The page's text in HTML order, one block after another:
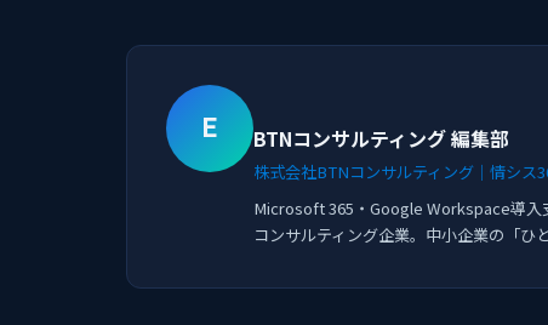
E BTNコンサルティング 編集部
株式会社BTNコンサルティング｜情シス
Microsoft 365・Google Workspace導入
コンサルティング企業。中小企業の「ひ